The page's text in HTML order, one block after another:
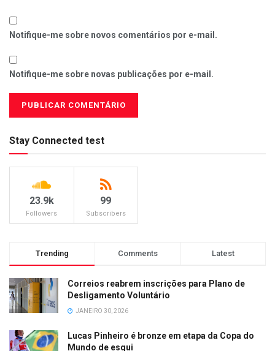
Notifique-me sobre novos comentários por e-mail.
Notifique-me sobre novas publicações por e-mail.
Stay Connected test
23.9k
Followers
99
Subscribers
Trending Comments Latest
Correios reabrem inscrições para Plano de
Desligamento Voluntário
JANEIRO 30, 2026
Lucas Pinheiro é bronze em etapa da Copa do
Mundo de esqui